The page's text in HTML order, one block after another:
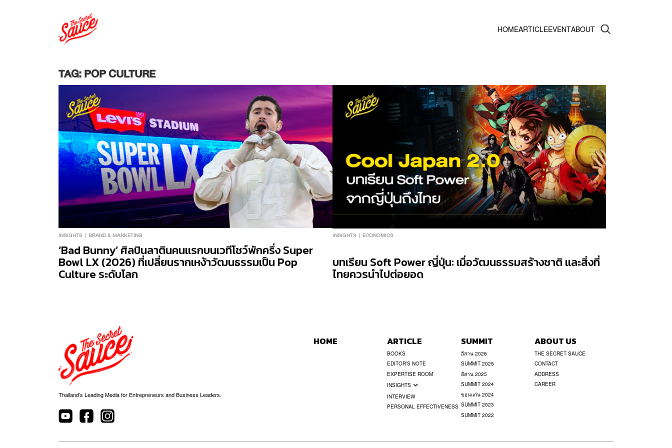
HOMEARTICLEEVENTABOUT
TAG: POP CULTURE
INSIGHTS BRAND & MARKETING
‘Bad Bunny’ ศิลปินลาตินคนแรกบนเวทีโชว์พักครึ่ง Super
Bowl LX (2026) ที่เปลี่ยนรากเหง้าวัฒนธรรมเป็น Pop
Culture ระดับโลก
INSIGHTS ECONOMICS
บทเรียน Soft Power ญี่ปุ่น: เมื่อวัฒนธรรมสร้างชาติ และสิ่งที่
ไทยควรนำไปต่อยอด
Thailand’s Leading Media for Entrepreneurs and Business Leaders.
HOME ARTICLE
BOOKS
EDITOR’S NOTE
EXPERTISE ROOM
INSIGHTS
INTERVIEW
PERSONAL EFFECTIVENESS
SUMMIT
อีสาน 2026
SUMMIT 2025
อีสาน 2025
SUMMIT 2024
ขอนแก่น 2024
SUMMIT 2023
SUMMIT 2022
ABOUT US
THE SECRET SAUCE
CONTACT
ADDRESS
CAREER